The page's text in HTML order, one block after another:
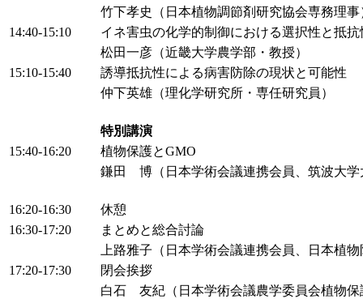
竹下孝史（日本植物調節剤研究協会専務理事
14:40-15:10
イネ害虫の化学的制御における選択性と抵
松田一彦（近畿大学農学部・教授）
15:10-15:40
誘導抵抗性による病害防除の現状と可能性
仲下英雄（理化学研究所・専任研究員）
特別講演
15:40-16:20
植物保護とGMO
鎌田 博（日本学術会議連携会員、筑波大学
16:20-16:30
休憩
16:30-17:20
まとめと総合討論
上路雅子（日本学術会議連携会員、日本植
17:20-17:30
閉会挨拶
白石 友紀（日本学術会議農学委員会植物保